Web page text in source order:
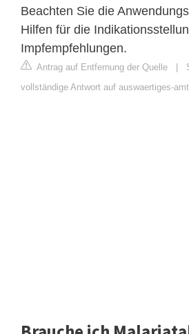
Beachten Sie die
Hilfen für die
Impfempfehlungen.
Antrag auf Entfernung der Quelle |
vollständige Antwort auf auswaertiges-